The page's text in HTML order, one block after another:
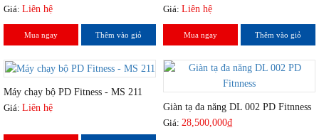
Giá: Liên hệ
Mua ngay Thêm vào giỏ
Giá: Liên hệ
Mua ngay Thêm vào giỏ
Máy chạy bộ PD Fitness - MS 211
Giá: Liên hệ
Giàn tạ đa năng DL 002 PD Fitnness
Giá: 28,500,000₫